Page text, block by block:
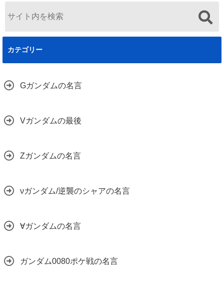
カテゴリー
Gガンダムの名言
Vガンダムの最後
Zガンダムの名言
νガンダム/逆襲のシャアの名言
∀ガンダムの名言
ガンダム0080ポケ戦の名言